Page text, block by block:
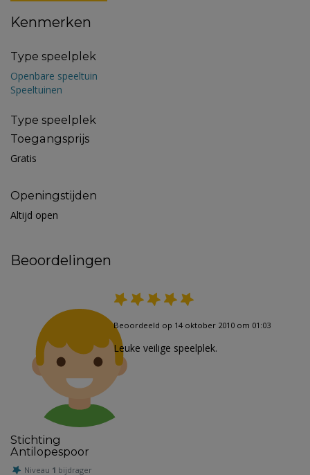
Kenmerken
Type speelplek
Openbare speeltuin
Speeltuinen
Type speelplek
Toegangsprijs
Gratis
Openingstijden
Altijd open
Beoordelingen
Stichting
Antilopespoor
Niveau 1 bijdrager
Beoordeeld op 14 oktober 2010 om 01:03
Leuke veilige speelplek.